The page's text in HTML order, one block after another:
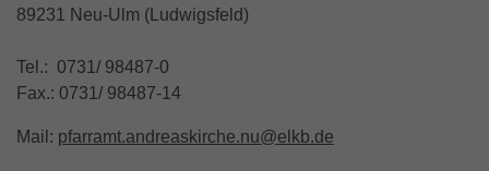
89231 Neu-Ulm (Ludwigsfeld)
Tel.: 0731/ 98487-0
Fax.: 0731/ 98487-14
Mail: pfarramt.andreaskirche.nu@elkb.de